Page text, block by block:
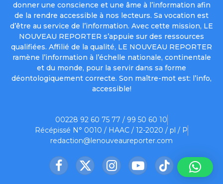
donner une conscience et une âme à l’information afin
de la rendre accessible à nos lecteurs. Sa vocation est
d’être au service de l’information. Avec cette mission, LE
NOUVEAU REPORTER s’appuie sur des ressources
qualifiées. Affilié de la qualité, LE NOUVEAU REPORTER
ramène l’information à l’échelle nationale, continentale
et du monde, pour la servir dans sa forme
déontologiquement correcte. Son maître-mot est: l’info,
accessible!
00228 92 60 75 77 / 99 50 60 10
Récépissé N° 0010 / HAAC / 12-2020 / pl / P
redaction@lenouveaureporter.com
Facebook
X
InstagramYouTubeTikTok